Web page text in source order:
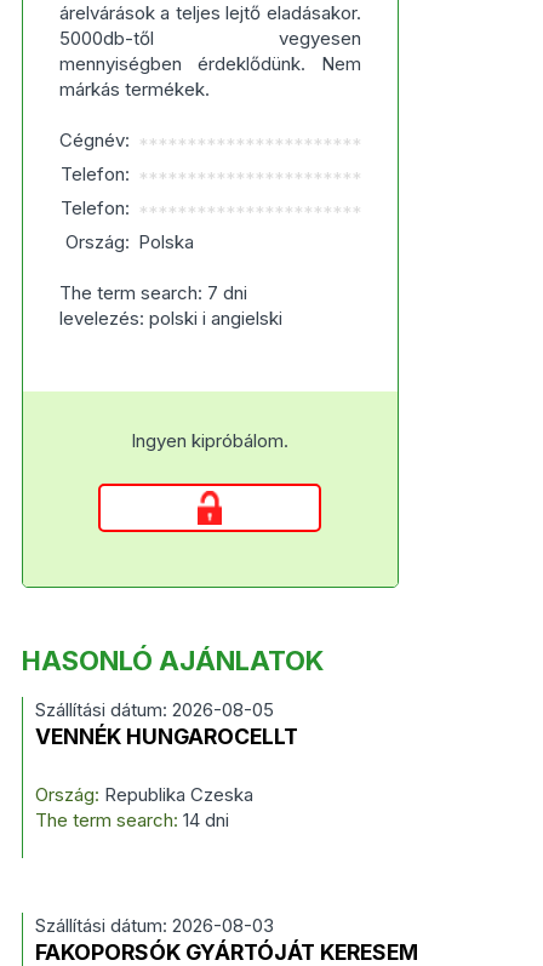
árelvárások a teljes lejtő eladásakor.
5000db-től vegyesen
mennyiségben érdeklődünk. Nem
márkás termékek.
Cégnév: ***********************
Telefon: ***********************
Telefon: ***********************
Ország: Polska
The term search: 7 dni
levelezés: polski i angielski
Ingyen kipróbálom.
HASONLÓ AJÁNLATOK
Szállítási dátum: 2026-08-05
VENNÉK HUNGAROCELLT
Ország: Republika Czeska
The term search: 14 dni
Szállítási dátum: 2026-08-03
FAKOPORSÓK GYÁRTÓJÁT KERESEM